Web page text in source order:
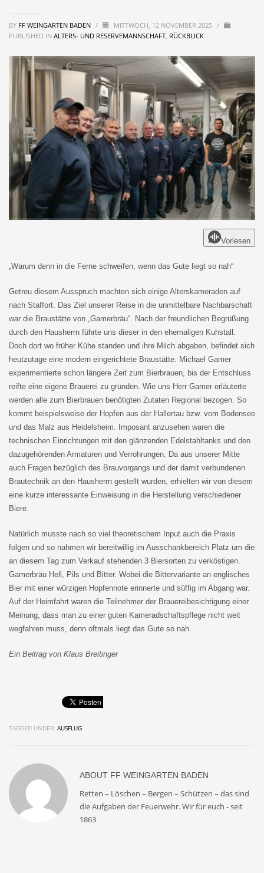
BY FF WEINGARTEN BADEN / MITTWOCH, 12 NOVEMBER 2025 /
PUBLISHED IN ALTERS- UND RESERVEMANNSCHAFT RÜCKBLICK
Vorlesen
„Warum denn in die Ferne schweifen, wenn das Gute liegt so nah“
Getreu diesem Ausspruch machten sich einige Alterskameraden auf
nach Staffort. Das Ziel unserer Reise in die unmittelbare Nachbarschaft
war die Braustätte von „Gamerbräu“. Nach der freundlichen Begrüßung
durch den Hausherrn führte uns dieser in den ehemaligen Kuhstall.
Doch dort wo früher Kühe standen und ihre Milch abgaben, befindet sich
heutzutage eine modern eingerichtete Braustätte. Michael Gamer
experimentierte schon längere Zeit zum Bierbrauen, bis der Entschluss
reifte eine eigene Brauerei zu gründen. Wie uns Herr Gamer erläuterte
werden alle zum Bierbrauen benötigten Zutaten Regional bezogen. So
kommt beispielsweise der Hopfen aus der Hallertau bzw. vom Bodensee
und das Malz aus Heidelsheim. Imposant anzusehen waren die
technischen Einrichtungen mit den glänzenden Edelstahltanks und den
dazugehörenden Armaturen und Verrohrungen. Da aus unserer Mitte
auch Fragen bezüglich des Brauvorgangs und der damit verbundenen
Brautechnik an den Hausherrn gestellt wurden, erhielten wir von diesem
eine kurze interessante Einweisung in die Herstellung verschiedener
Biere.
Natürlich musste nach so viel theoretischem Input auch die Praxis
folgen und so nahmen wir bereitwillig im Ausschankbereich Platz um die
an diesem Tag zum Verkauf stehenden 3 Biersorten zu verköstigen.
Gamerbräu Hell, Pils und Bitter. Wobei die Bittervariante an englisches
Bier mit einer würzigen Hopfennote erinnerte und süffig im Abgang war.
Auf der Heimfahrt waren die Teilnehmer der Brauereibesichtigung einer
Meinung, dass man zu einer guten Kameradschaftspflege nicht weit
wegfahren muss, denn oftmals liegt das Gute so nah.
Ein Beitrag von Klaus Breitinger
TAGGED UNDER: AUSFLUG
ABOUT FF WEINGARTEN BADEN
Retten – Löschen – Bergen – Schützen – das sind
die Aufgaben der Feuerwehr. Wir für euch - seit
1863